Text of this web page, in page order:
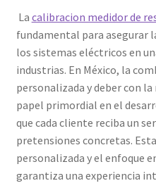
Calibración de Medidores de
Calibración de Multímetros
Calibración de
Carrito
Finalizar compra
La calibracion medidor de
fundamental para asegurar
los sistemas eléctricos en
industrias. En México, la
personalizada y deber con
papel primordial en el
que cada cliente reciba un
pretensiones concretas.
personalizada y el enfoque
garantiza una experiencia